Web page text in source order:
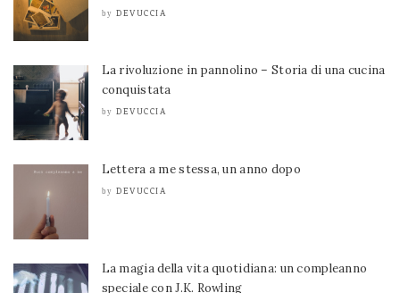
by DEVUCCIA
La rivoluzione in pannolino – Storia di una cucina
conquistata
by DEVUCCIA
Lettera a me stessa, un anno dopo
by DEVUCCIA
La magia della vita quotidiana: un compleanno
speciale con J.K. Rowling